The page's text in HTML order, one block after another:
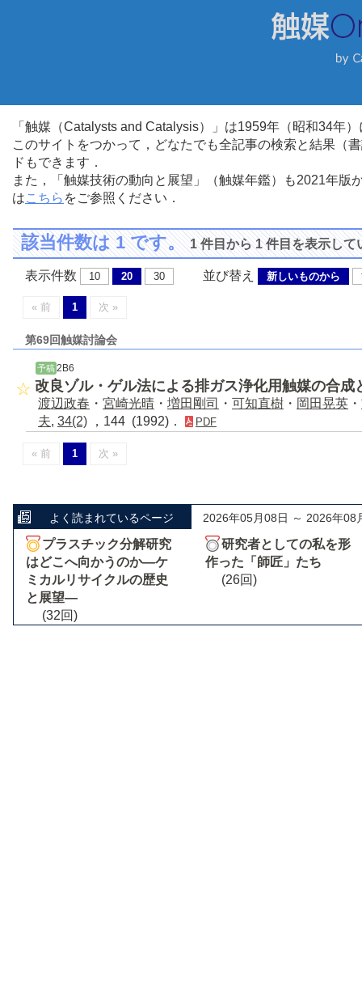
「触媒（Catalysts and Catalysis）」は1959年（昭和34年
このサイトをつかって，どなたでも全記事の検索と結果（
ドもできます．
また，「触媒技術の動向と展望」（触媒年鑑）も2021年
はこちら をご参照ください．
該当件数は 1 です。1 件目から 1 件目を表示して
表示件数 10 20 30 並び替え 新しいものから
« 前 1 次 »
第69回触媒討論会
予稿 2B6
改良ゾル・ゲル法による排ガス浄化用触媒の合成
渡辺政春 ・ 宮崎光晴 ・ 増田剛司 ・ 可知直樹 ・ 岡田晃英 ・
夫, 34(2) ，144 (1992)． PDF
« 前 1 次 »
よく読まれているページ 2026年05月08日 ～ 2026年08
プラスチック分解研究
はどこへ向かうのか―ケ
ミカルリサイクルの歴史
と展望―
(32回)
研究者としての私を形
作った「師匠」たち
(26回)